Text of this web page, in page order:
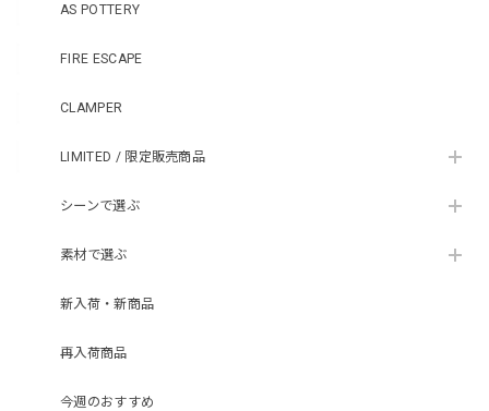
AS POTTERY
FIRE ESCAPE
CLAMPER
LIMITED / 限定販売商品
シーンで選ぶ
素材で選ぶ
新入荷・新商品
再入荷商品
今週のおすすめ